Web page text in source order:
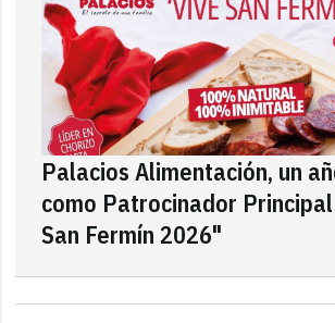
Palacios Alimentación, un
como Patrocinador
San Fermín 2026"